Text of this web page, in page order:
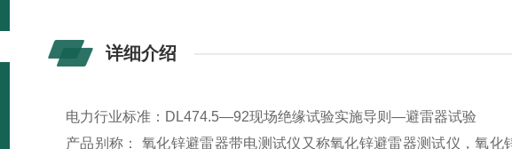
详细介绍
电力行业标准：DL474.5—92现场绝缘试验实施导则—避雷器试验
产品别称： 氧化锌避雷器带电测试仪又称氧化锌避雷器测试仪，氧